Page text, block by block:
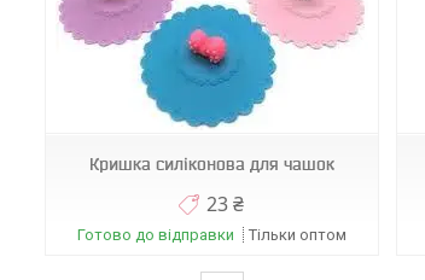
Кришка силіконова для чашок
23 ₴
Готово до відправки Тільки оптом
А0155